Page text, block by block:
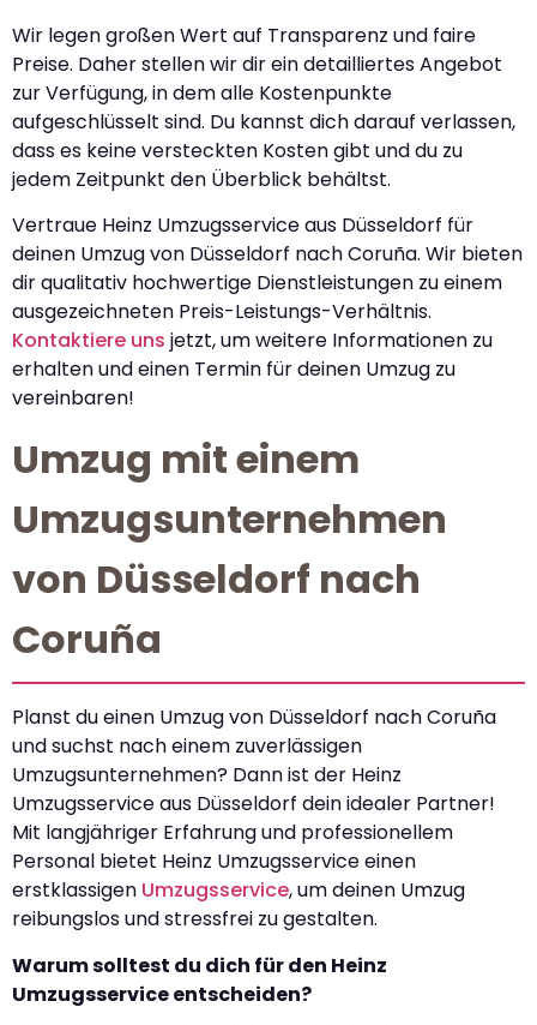
Wir legen großen Wert auf Transparenz und faire
Preise. Daher stellen wir dir ein detailliertes Angebot
zur Verfügung, in dem alle Kostenpunkte
aufgeschlüsselt sind. Du kannst dich darauf verlassen,
dass es keine versteckten Kosten gibt und du zu
jedem Zeitpunkt den Überblick behältst.
Vertraue Heinz Umzugsservice aus Düsseldorf für
deinen Umzug von Düsseldorf nach Coruña. Wir bieten
dir qualitativ hochwertige Dienstleistungen zu einem
ausgezeichneten Preis-Leistungs-Verhältnis.
Kontaktiere uns jetzt, um weitere Informationen zu
erhalten und einen Termin für deinen Umzug zu
vereinbaren!
Umzug mit einem
Umzugsunternehmen
von Düsseldorf nach
Coruña
Planst du einen Umzug von Düsseldorf nach Coruña
und suchst nach einem zuverlässigen
Umzugsunternehmen? Dann ist der Heinz
Umzugsservice aus Düsseldorf dein idealer Partner!
Mit langjähriger Erfahrung und professionellem
Personal bietet Heinz Umzugsservice einen
erstklassigen Umzugsservice, um deinen Umzug
reibungslos und stressfrei zu gestalten.
Warum solltest du dich für den Heinz
Umzugsservice entscheiden?